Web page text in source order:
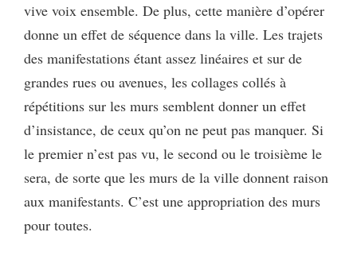
vive voix ensemble. De plus, cette manière d’opérer
donne un effet de séquence dans la ville. Les trajets
des manifestations étant assez linéaires et sur de
grandes rues ou avenues, les collages collés à
répétitions sur les murs semblent donner un effet
d’insistance, de ceux qu’on ne peut pas manquer. Si
le premier n’est pas vu, le second ou le troisième le
sera, de sorte que les murs de la ville donnent raison
aux manifestants. C’est une appropriation des murs
pour toutes.